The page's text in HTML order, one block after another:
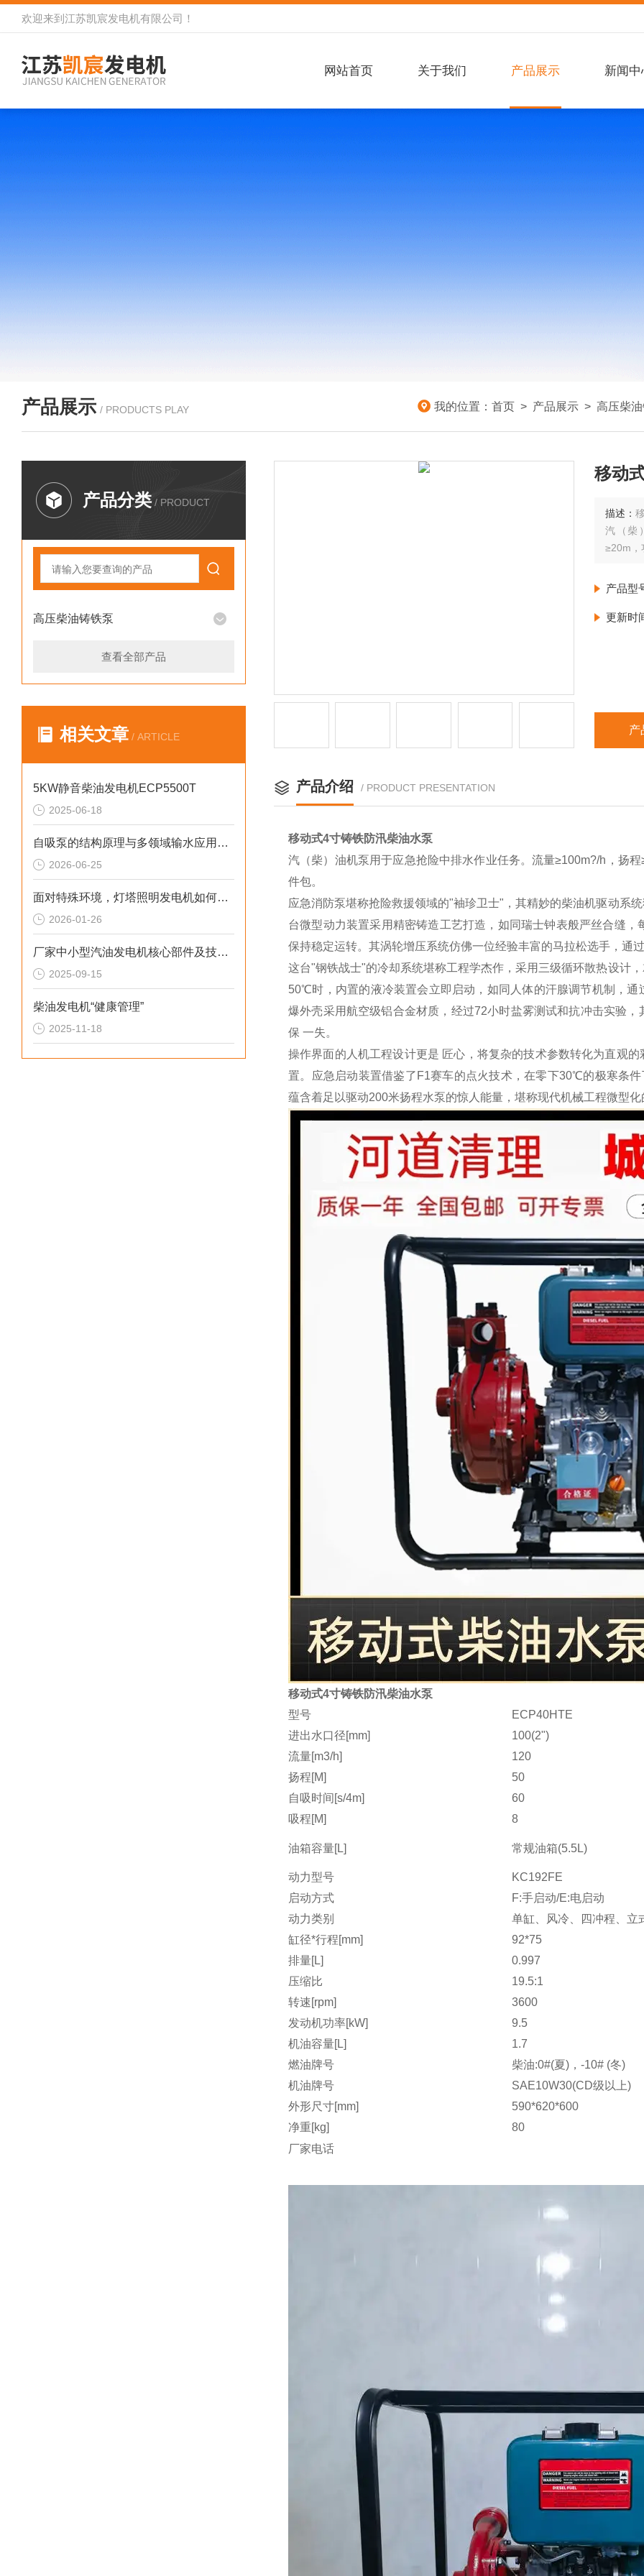
欢迎来到 江苏凯宸发电机有限公司 ！
网站首页 关于我们 产品展示 新闻中
产品展示 / PRODUCTS PLAY 我的位置： 首页 > 产品展示 > 高压柴
产品分类 / PRODUCT
高压柴油铸铁泵
查看全部产品
相关文章 / ARTICLE
5KW静音柴油发电机ECP5500T
2025-06-18
自吸泵的结构原理与多领域输水应用探析
2026-06-25
面对特殊环境，灯塔照明发电机如何确保稳定运行
2026-01-26
厂家中小型汽油发电机核心部件及技术要点
2025-09-15
柴油发电机“健康管理”
2025-11-18
移动
描述：
汽（柴
≥20m，
产品型
更新时
产
产品介绍 / PRODUCT PRESENTATION
移动式4寸铸铁防汛柴油水泵
汽（柴）油机泵用于应急抢险中排水作业任务。流量≥100m?/h，扬
件包。
应急消防泵堪称抢险救援领域的"袖珍卫士"，其精妙的柴油机驱动系
台微型动力装置采用精密铸造工艺打造，如同瑞士钟表般严丝合缝
保持稳定运转。其涡轮增压系统仿佛一位经验丰富的马拉松选手，通
这台"钢铁战士"的冷却系统堪称工程学杰作，采用三级循环散热设计
50℃时，内置的液冷装置会立即启动，如同人体的汗腺调节机制，
爆外壳采用航空级铝合金材质，经过72小时盐雾测试和抗冲击实验
保 一失。
操作界面的人机工程设计更是 匠心，将复杂的技术参数转化为直观
置。应急启动装置借鉴了F1赛车的点火技术，在零下30℃的极寒条
蕴含着足以驱动200米扬程水泵的惊人能量，堪称现代机械工程微型化
移动式4寸铸铁防汛柴油水泵
型号
ECP40HTE
进出水口径[mm]
100(2")
流量[m3/h]
120
扬程[M]
50
自吸时间[s/4m]
60
吸程[M]
8
油箱容量[L] 常规油箱(5.5L)
动力型号
KC192FE
启动方式
F:手启动/E:电启动
动力类别
单缸、风冷、四冲程、立
缸径*行程[mm]
92*75
排量[L]
0.997
压缩比
19.5:1
转速[rpm]
3600
发动机功率[kW]
9.5
机油容量[L]
1.7
燃油牌号
柴油:0#(夏)，-10# (冬)
机油牌号
SAE10W30(CD级以上)
外形尺寸[mm]
590*620*600
净重[kg]
80
厂家电话